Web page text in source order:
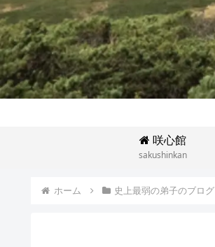
咲心館
sakushinkan
ホーム 史上最弱の弟子のブログ